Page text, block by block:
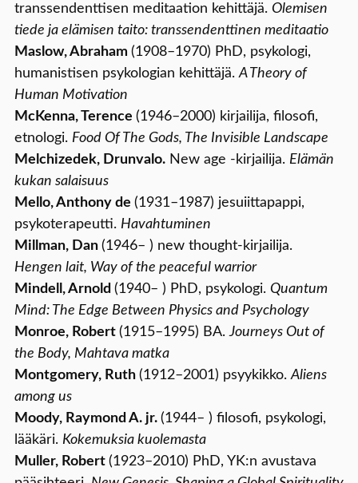
transsendenttisen meditaation kehittäjä. Olemisen
tiede ja elämisen taito: transsendenttinen meditaatio
Maslow, Abraham (1908–1970) PhD, psykologi,
humanistisen psykologian kehittäjä. A Theory of
Human Motivation
McKenna, Terence (1946–2000) kirjailija, filosofi,
etnologi. Food Of The Gods, The Invisible Landscape
Melchizedek, Drunvalo.New age -kirjailija. Elämän
kukan salaisuus
Mello, Anthony de (1931–1987) jesuiittapappi,
psykoterapeutti. Havahtuminen
Millman, Dan (1946– ) new thought-kirjailija.
Hengen lait, Way of the peaceful warrior
Mindell, Arnold (1940– ) PhD, psykologi. Quantum
Mind: The Edge Between Physics and Psychology
Monroe, Robert (1915–1995) BA. Journeys Out of
the Body, Mahtava matka
Montgomery, Ruth (1912–2001) psyykikko. Aliens
among us
Moody, Raymond A. jr. (1944– ) filosofi, psykologi,
lääkäri. Kokemuksia kuolemasta
Muller, Robert (1923–2010) PhD, YK:n avustava